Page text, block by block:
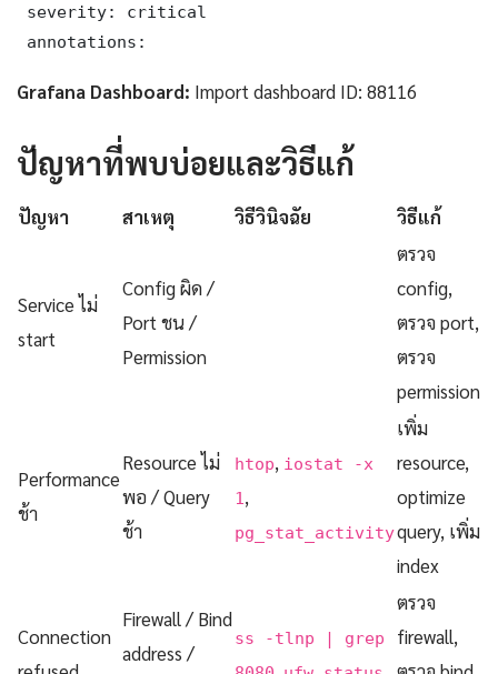
severity: critical
annotations:
Grafana Dashboard: Import dashboard ID: 88116
ปัญหาที่พบบ่อยและวิธีแก้
ปัญหา สาเหตุ วิธีวินิจฉัย วิธีแก้
Service ไม่
start
Config ผิด /
Port ชน /
Permission
ตรวจ
config,
ตรวจ port,
ตรวจ
permission
Performance
ช้า
Resource ไม่
พอ / Query
ช้า
htop, iostat -x
1 ,
pg_stat_activity
เพิ่ม
resource,
optimize
query, เพิ่ม
index
Connection
Firewall / Bind
address /
ss -tlnp | grep
ตรวจ
firewall,